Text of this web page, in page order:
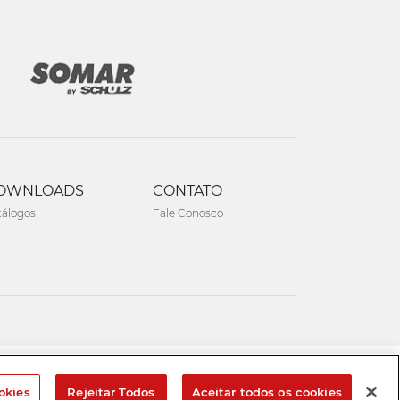
CONTATO
Fale Conosco
Rejeitar Todos Aceitar todos os cookies